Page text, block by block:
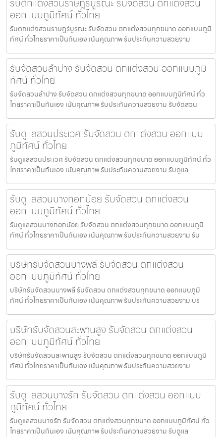
ออกแบบภูมิทัศน์ ทั่วไทย
รับตกแต่งสวนราษฎร์บูรณะ รับจัดสวน ตกแต่งสวนทุกขนาด ออกแบบภูมิ
ทัศน์ ทั่วไทยราคาเป็นกันเอง เน้นคุณภาพ รับประกันความสวยงาม
รับจัดสวนลำปาง รับจัดสวน ตกแต่งสวน ออกแบบภูมิ
ทัศน์ ทั่วไทย
รับจัดสวนลำปาง รับจัดสวน ตกแต่งสวนทุกขนาด ออกแบบภูมิทัศน์ ทั่ว
ไทยราคาเป็นกันเอง เน้นคุณภาพ รับประกันความสวยงาม รับจัดสวน
รับดูแลสวนประเวศ รับจัดสวน ตกแต่งสวน ออกแบบ
ภูมิทัศน์ ทั่วไทย
รับดูแลสวนประเวศ รับจัดสวน ตกแต่งสวนทุกขนาด ออกแบบภูมิทัศน์ ทั่ว
ไทยราคาเป็นกันเอง เน้นคุณภาพ รับประกันความสวยงาม รับดูแล
รับดูแลสวนบางกอกน้อย รับจัดสวน ตกแต่งสวน
ออกแบบภูมิทัศน์ ทั่วไทย
รับดูแลสวนบางกอกน้อย รับจัดสวน ตกแต่งสวนทุกขนาด ออกแบบภูมิ
ทัศน์ ทั่วไทยราคาเป็นกันเอง เน้นคุณภาพ รับประกันความสวยงาม รับ
บริษัทรับจัดสวนบางพลี รับจัดสวน ตกแต่งสวน
ออกแบบภูมิทัศน์ ทั่วไทย
บริษัทรับจัดสวนบางพลี รับจัดสวน ตกแต่งสวนทุกขนาด ออกแบบภูมิ
ทัศน์ ทั่วไทยราคาเป็นกันเอง เน้นคุณภาพ รับประกันความสวยงาม บร
บริษัทรับจัดสวนสะพานสูง รับจัดสวน ตกแต่งสวน
ออกแบบภูมิทัศน์ ทั่วไทย
บริษัทรับจัดสวนสะพานสูง รับจัดสวน ตกแต่งสวนทุกขนาด ออกแบบภูมิ
ทัศน์ ทั่วไทยราคาเป็นกันเอง เน้นคุณภาพ รับประกันความสวยงาม
รับดูแลสวนบางรัก รับจัดสวน ตกแต่งสวน ออกแบบ
ภูมิทัศน์ ทั่วไทย
รับดูแลสวนบางรัก รับจัดสวน ตกแต่งสวนทุกขนาด ออกแบบภูมิทัศน์ ทั่ว
ไทยราคาเป็นกันเอง เน้นคุณภาพ รับประกันความสวยงาม รับดูแล